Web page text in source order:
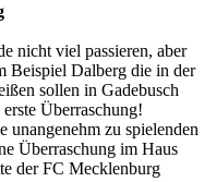
nicht viel passieren, aber
Beispiel Dalberg die in der
sollen in Gadebusch
Überraschung!
unangenehm zu spielenden
Überraschung im Haus
der FC Mecklenburg